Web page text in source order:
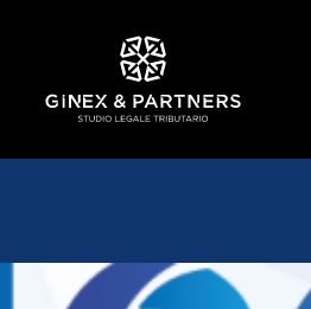
CHI SIAMO
TRIBUTARIO E PENALE TRIBUTARIO